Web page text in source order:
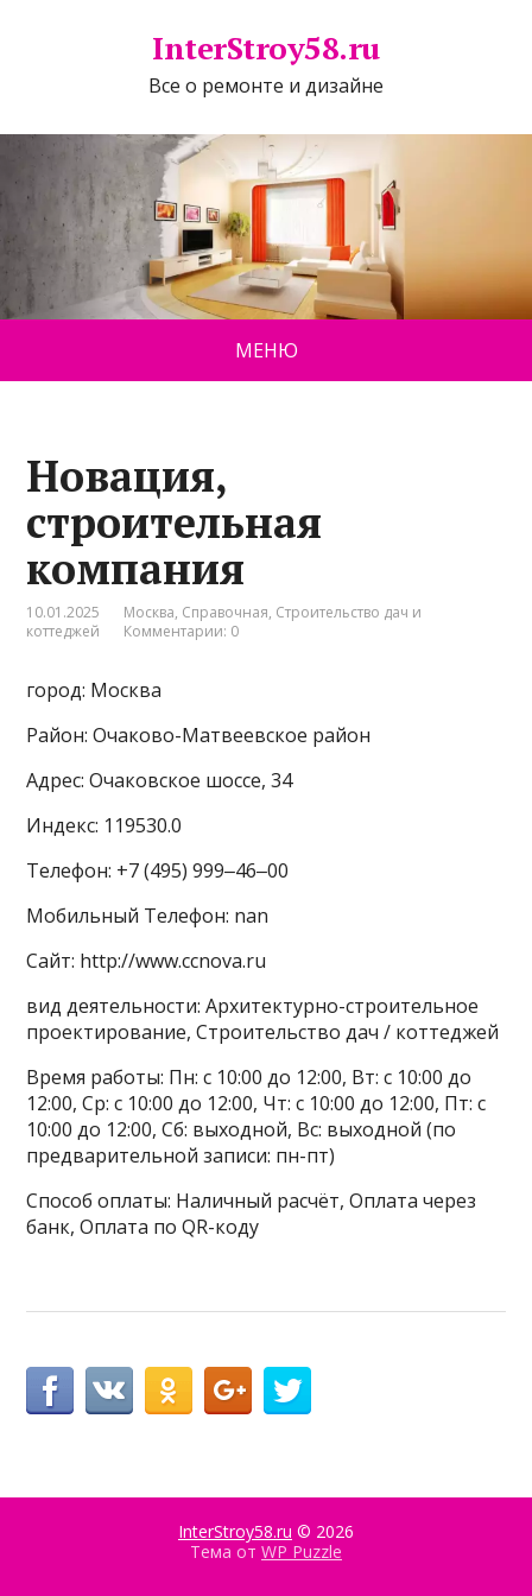
InterStroy58.ru
Все о ремонте и дизайне
МЕНЮ
Новация,
строительная
компания
10.01.2025 Москва, Справочная, Строительство дач и
коттеджей
Комментарии: 0
город: Москва
Район: Очаково-Матвеевское район
Адрес: Очаковское шоссе, 34
Индекс: 119530.0
Телефон: +7 (495) 999‒46‒00
Мобильный Телефон: nan
Сайт: http://www.ccnova.ru
вид деятельности: Архитектурно-строительное
проектирование, Строительство дач / коттеджей
Время работы: Пн: с 10:00 до 12:00, Вт: с 10:00 до
12:00, Ср: с 10:00 до 12:00, Чт: с 10:00 до 12:00, Пт: с
10:00 до 12:00, Сб: выходной, Вс: выходной (по
предварительной записи: пн-пт)
Способ оплаты: Наличный расчёт, Оплата через
банк, Оплата по QR-коду
InterStroy58.ru © 2026
Тема от WP Puzzle